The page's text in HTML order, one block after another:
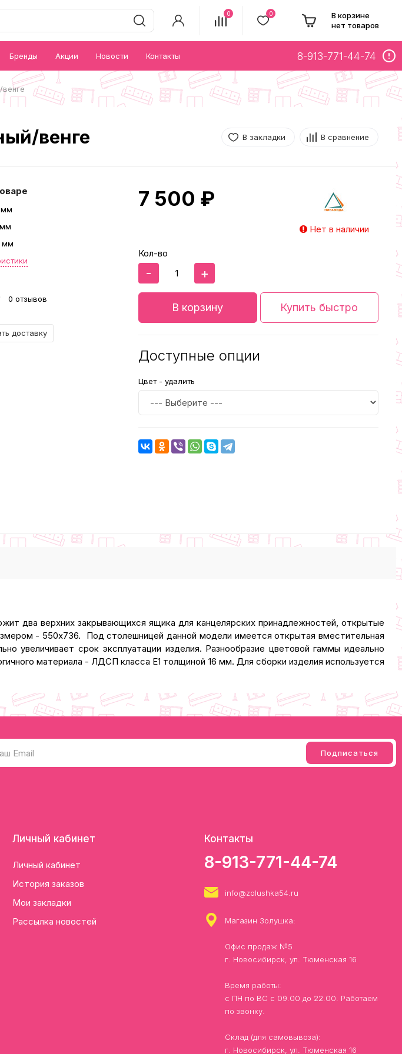
0 0
В корзине
нет товаров
Бренды Акции Новости Контакты 8-913-771-44-74
венге В закладки В сравнение
мм
мм
0 отзывов
доставку
7 500 ₽
Нет в наличии
Кол-во
- +
В корзину Купить быстро
Доступные опции
Цвет - удалить
два верхних закрывающихся ящика для канцелярских принадлежностей, открытые
- 550x736. Под столешницей данной модели имеется открытая вместительная
увеличивает срок эксплуатации изделия. Разнообразие цветовой гаммы идеально
материала - ЛДСП класса Е1 толщиной 16 мм. Для сборки изделия используется
Личный кабинет
Личный кабинет
История заказов
Мои закладки
Рассылка новостей
Контакты
8-913-771-44-74
info@zolushka54.ru
Магазин Золушка:
Офис продаж №5
г. Новосибирск, ул. Тюменская 16
Время работы:
с ПН по ВС с 09.00 до 22.00. Работаем
по звонку.
Склад (для самовывоза):
г. Новосибирск, ул. Тюменская 16